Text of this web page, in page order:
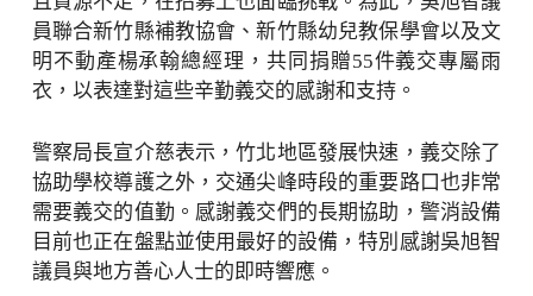
員聯合新竹縣補教協會、新竹縣幼兒教保學會以及文
明不動產楊承翰總經理，共同捐贈55件義交專屬雨
衣，以表達對這些辛勤義交的感謝和支持。
警察局長宣介慈表示，竹北地區發展快速，義交除了
協助學校導護之外，交通尖峰時段的重要路口也非常
需要義交的值勤。感謝義交們的長期協助，警消設備
目前也正在盤點並使用最好的設備，特別感謝吳旭智
議員與地方善心人士的即時響應。